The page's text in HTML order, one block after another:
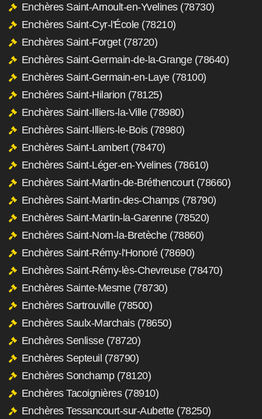
Enchères Saint-Arnoult-en-Yvelines (78730)
Enchères Saint-Cyr-l'École (78210)
Enchères Saint-Forget (78720)
Enchères Saint-Germain-de-la-Grange (78640)
Enchères Saint-Germain-en-Laye (78100)
Enchères Saint-Hilarion (78125)
Enchères Saint-Illiers-la-Ville (78980)
Enchères Saint-Illiers-le-Bois (78980)
Enchères Saint-Lambert (78470)
Enchères Saint-Léger-en-Yvelines (78610)
Enchères Saint-Martin-de-Bréthencourt (78660)
Enchères Saint-Martin-des-Champs (78790)
Enchères Saint-Martin-la-Garenne (78520)
Enchères Saint-Nom-la-Bretèche (78860)
Enchères Saint-Rémy-l'Honoré (78690)
Enchères Saint-Rémy-lès-Chevreuse (78470)
Enchères Sainte-Mesme (78730)
Enchères Sartrouville (78500)
Enchères Saulx-Marchais (78650)
Enchères Senlisse (78720)
Enchères Septeuil (78790)
Enchères Sonchamp (78120)
Enchères Tacoignières (78910)
Enchères Tessancourt-sur-Aubette (78250)